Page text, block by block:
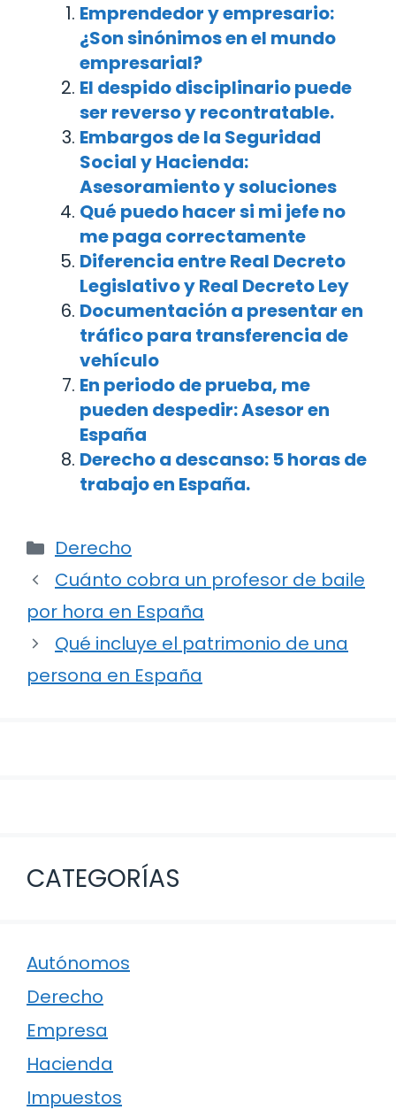
Emprendedor y empresario:
¿Son sinónimos en el mundo
empresarial?
El despido disciplinario puede
ser reverso y recontratable.
Embargos de la Seguridad
Social y Hacienda:
Asesoramiento y soluciones
Qué puedo hacer si mi jefe no
me paga correctamente
Diferencia entre Real Decreto
Legislativo y Real Decreto Ley
Documentación a presentar en
tráfico para transferencia de
vehículo
En periodo de prueba, me
pueden despedir: Asesor en
España
Derecho a descanso: 5 horas de
trabajo en España.
Categorías
Derecho
Navegación
de
entradas
Cuánto cobra un profesor de baile
por hora en España
Qué incluye el patrimonio de una
persona en España
CATEGORÍAS
Autónomos
Derecho
Empresa
Hacienda
Impuestos